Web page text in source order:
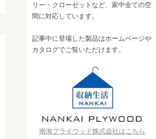
リー・クローゼットなど、家中全ての空
間に対応しています。
記事中に登場した製品はホームページや
カタログでご覧いただけます。
南海プライウッド株式会社はこちら